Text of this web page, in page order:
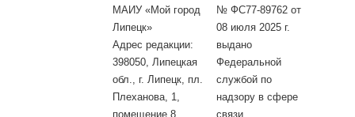
МАИУ «Мой город
Липецк»
Адрес редакции:
398050, Липецкая
обл., г. Липецк, пл.
Плеханова, 1,
помещение 8
№ ФС77-89762 от
08 июля 2025 г.
выдано
Федеральной
службой по
надзору в сфере
связи,